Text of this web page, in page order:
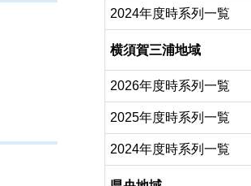
2024年度時系列一覧
横須賀三浦地域
2026年度時系列一覧
2025年度時系列一覧
2024年度時系列一覧